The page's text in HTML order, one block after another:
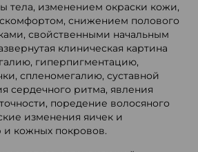
тела, изменением окраски кожи,
снижением полового
свойственными начальным
клиническая картина
гиперпигментацию,
спленомегалию, суставной
сердечного ритма, явления
поредение волосяного
изменения яичек и
и кожных покровов.